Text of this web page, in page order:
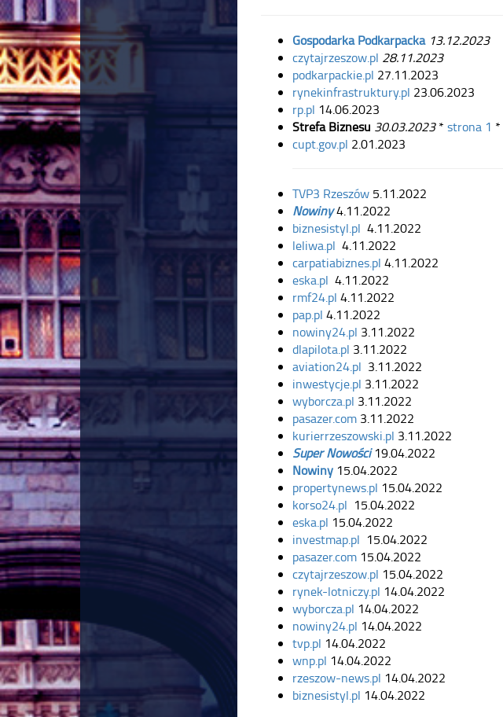
Gospodarka Podkarpacka 13.12.2023
czytajrzeszow.pl 28.11.2023
podkarpackie.pl 27.11.2023
rynekinfrastruktury.pl 23.06.2023
rp.pl 14.06.2023
Strefa Biznesu 30.03.2023* strona 1 *
cupt.gov.pl 2.01.2023
TVP3 Rzeszów 5.11.2022
Nowiny4.11.2022
biznesistyl.pl 4.11.2022
leliwa.pl 4.11.2022
carpatiabiznes.pl 4.11.2022
eska.pl 4.11.2022
rmf24.pl 4.11.2022
pap.pl 4.11.2022
nowiny24.pl 3.11.2022
dlapilota.pl 3.11.2022
aviation24.pl 3.11.2022
inwestycje.pl 3.11.2022
wyborcza.pl 3.11.2022
pasazer.com 3.11.2022
kurierrzeszowski.pl 3.11.2022
Super Nowości19.04.2022
Nowiny 15.04.2022
propertynews.pl 15.04.2022
korso24.pl 15.04.2022
eska.pl 15.04.2022
investmap.pl 15.04.2022
pasazer.com 15.04.2022
czytajrzeszow.pl 15.04.2022
rynek-lotniczy.pl 14.04.2022
wyborcza.pl 14.04.2022
nowiny24.pl 14.04.2022
tvp.pl 14.04.2022
wnp.pl 14.04.2022
rzeszow-news.pl 14.04.2022
biznesistyl.pl 14.04.2022